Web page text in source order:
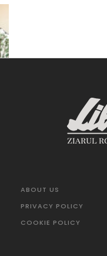
ABOUT US
PRIVACY POLICY
COOKIE POLICY